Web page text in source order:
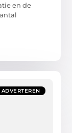
en de
ADVERTEREN